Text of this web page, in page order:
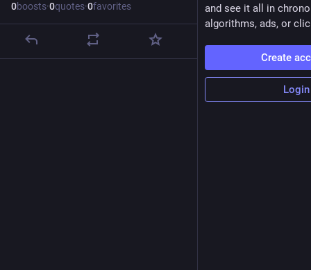
0boosts·0quotes·0favorites
and see it all in
algorithms, ads, or
Create
Login